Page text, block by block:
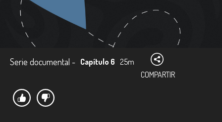
Serie documental - Capítulo 6 25m
COMPARTIR